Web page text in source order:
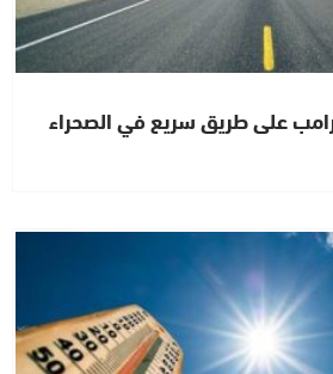
على طريق سريع في الصحراء